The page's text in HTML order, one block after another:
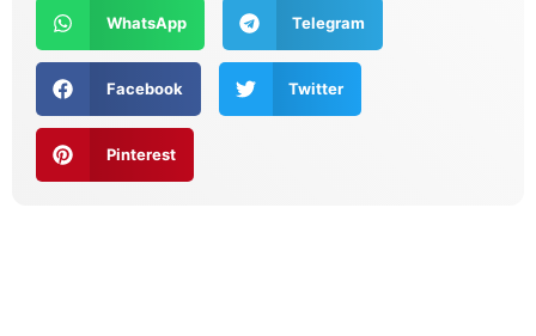
WhatsApp Telegram
Facebook Twitter
Pinterest